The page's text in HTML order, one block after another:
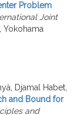
Problem
Joint
Yokohama
Djamal Habet,
and Bound for
and